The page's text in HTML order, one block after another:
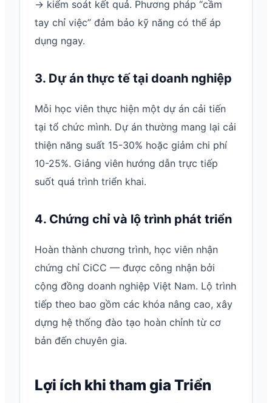
→ kiểm soát kết quả. Phương pháp “cầm
tay chỉ việc” đảm bảo kỹ năng có thể áp
dụng ngay.
3. Dự án thực tế tại doanh nghiệp
Mỗi học viên thực hiện một dự án cải tiến
tại tổ chức mình. Dự án thường mang lại cải
thiện năng suất 15-30% hoặc giảm chi phí
10-25%. Giảng viên hướng dẫn trực tiếp
suốt quá trình triển khai.
4. Chứng chỉ và lộ trình phát triển
Hoàn thành chương trình, học viên nhận
chứng chỉ CiCC — được công nhận bởi
cộng đồng doanh nghiệp Việt Nam. Lộ trình
tiếp theo bao gồm các khóa nâng cao, xây
dựng hệ thống đào tạo hoàn chỉnh từ cơ
bản đến chuyên gia.
Lợi ích khi tham gia Triển